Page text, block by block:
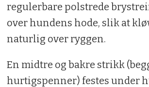
regulerbare polstrede
over hundens hode, slik at
naturlig over ryggen.
En midtre og bakre strikk
hurtigspenner) festes under